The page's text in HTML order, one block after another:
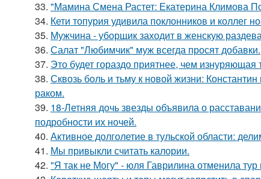
33. "Мамина Смена Растет: Екатерина Климова
34. Кети топурия удивила поклонников и коллег
35. Мужчина - уборщик заходит в женскую
36. Салат "Любимчик" муж всегда просят добавки.
37. Это будет гораздо приятнее, чем изнуряющая
38. Сквозь боль и тьму к новой жизни:
раком.
39. 18-Летняя дочь звезды объявила о
подробности их ночей.
40. Активное долголетие в тульской области:
41. Мы привыкли считать калории.
42. "Я так не Могу" - юля Гаврилина отменила тур